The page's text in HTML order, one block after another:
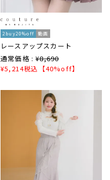
2buy20%off 動画
レースアップスカート
通常価格 : ¥8,690
¥5,214税込 【40%off】